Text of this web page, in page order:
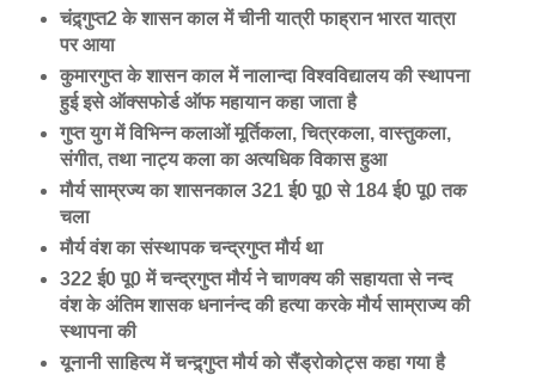
चंद्र्गुप्त2 के शासन काल में चीनी यात्री फाह्रान भारत यात्रा
पर आया
कुमारगुप्त के शासन काल में नालान्दा विश्वविद्यालय की स्थापना
हुई इसे ऑक्सफोर्ड ऑफ महायान कहा जाता है
गुप्त युग में विभिन्न कलाओं मूर्तिकला, चित्रकला, वास्तुकला,
संगीत, तथा नाट्य कला का अत्यधिक विकास हुआ
मौर्य साम्रज्य का शासनकाल 321 ई0 पू0 से 184 ई0 पू0 तक
चला
मौर्य वंश का संस्थापक चन्द्रगुप्त मौर्य था
322 ई0 पू0 में चन्द्रगुप्त मौर्य ने चाणक्य की सहायता से नन्द
वंश के अंतिम शासक धनानंन्द की हत्या करके मौर्य साम्राज्य की
स्थापना की
यूनानी साहित्य में चन्द्र्गुप्त मौर्य को सैंड्रोकोट्स कहा गया है